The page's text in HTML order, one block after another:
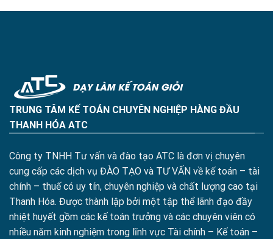
TRUNG TÂM KẾ TOÁN CHUYÊN NGHIỆP HÀNG ĐẦU
THANH HÓA ATC
Công ty TNHH Tư vấn và đào tạo ATC là đơn vị chuyên
cung cấp các dịch vụ ĐÀO TẠO và TƯ VẤN về kế toán – tài
chính – thuế có uy tín, chuyên nghiệp và chất lượng cao tại
Thanh Hóa. Được thành lập bởi một tập thể lãnh đạo đầy
nhiệt huyết gồm các kế toán trưởng và các chuyên viên có
nhiều năm kinh nghiệm trong lĩnh vực Tài chính – Kế toán –